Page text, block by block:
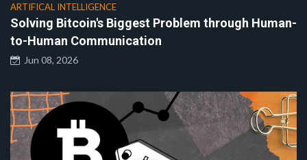
ARTIFICAL INTELLIGENCE
Solving Bitcoin's Biggest Problem through Human-
to-Human Communication
Jun 08, 2026